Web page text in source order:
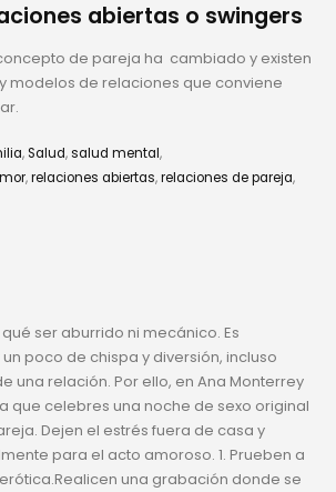
abiertas o swingers
de pareja ha cambiado y existen
modelos de relaciones que conviene
,Salud,salud mental,
,relaciones abiertas,relaciones de pareja,
ser aburrido ni mecánico. Es
poco de chispa y diversión, incluso
una relación. Por ello, en Ana Monterrey
que celebres una noche de sexo original
Dejen el estrés fuera de casa y
para el acto amoroso. 1. Prueben a
una grabación donde se